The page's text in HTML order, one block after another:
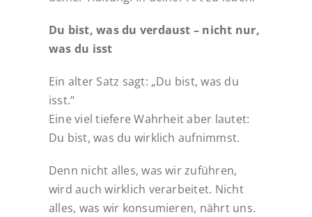
Du bist, was du verdaust – nicht nur,
was du isst
Ein alter Satz sagt: „Du bist, was du
isst.“
Eine viel tiefere Wahrheit aber lautet:
Du bist, was du wirklich aufnimmst.
Denn nicht alles, was wir zuführen,
wird auch wirklich verarbeitet. Nicht
alles, was wir konsumieren, nährt uns.